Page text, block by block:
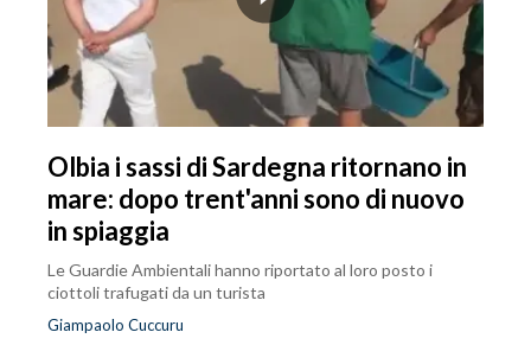
Olbia i sassi di Sardegna ritornano in
mare: dopo trent'anni sono di nuovo
in spiaggia
Le Guardie Ambientali hanno riportato al loro posto i
ciottoli trafugati da un turista
Giampaolo Cuccuru